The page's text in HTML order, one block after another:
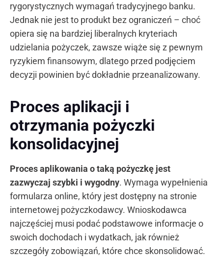
rygorystycznych wymagań tradycyjnego banku.
Jednak nie jest to produkt bez ograniczeń – choć
opiera się na bardziej liberalnych kryteriach
udzielania pożyczek, zawsze wiąże się z pewnym
ryzykiem finansowym, dlatego przed podjęciem
decyzji powinien być dokładnie przeanalizowany.
Proces aplikacji i
otrzymania pożyczki
konsolidacyjnej
Proces aplikowania o taką pożyczkę jest
zazwyczaj szybki i wygodny. Wymaga wypełnienia
formularza online, który jest dostępny na stronie
internetowej pożyczkodawcy. Wnioskodawca
najczęściej musi podać podstawowe informacje o
swoich dochodach i wydatkach, jak również
szczegóły zobowiązań, które chce skonsolidować.